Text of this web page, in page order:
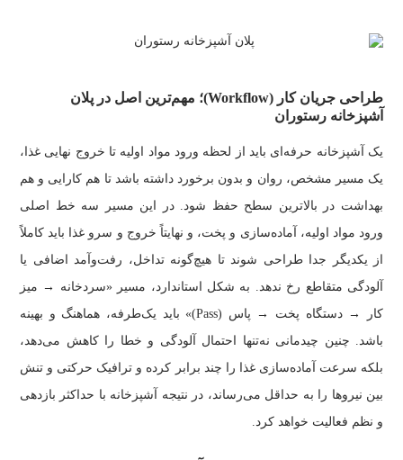
طراحی جریان کار (Workflow)؛ مهم‌ترین اصل در پلان
آشپزخانه رستوران
یک آشپزخانه حرفه‌ای باید از لحظه ورود مواد اولیه تا خروج نهایی غذا،
یک مسیر مشخص، روان و بدون برخورد داشته باشد تا هم کارایی و هم
بهداشت در بالاترین سطح حفظ شود. در این مسیر سه خط اصلی
ورود مواد اولیه، آماده‌سازی و پخت، و نهایتاً خروج و سرو غذا باید کاملاً
از یکدیگر جدا طراحی شوند تا هیچ‌گونه تداخل، رفت‌وآمد اضافی یا
آلودگی متقاطع رخ ندهد. به شکل استاندارد، مسیر «سردخانه → میز
کار → دستگاه پخت → پاس (Pass)» باید یک‌طرفه، هماهنگ و بهینه
باشد. چنین چیدمانی نه‌تنها احتمال آلودگی و خطا را کاهش می‌دهد،
بلکه سرعت آماده‌سازی غذا را چند برابر کرده و ترافیک حرکتی و تنش
بین نیروها را به حداقل می‌رساند، در نتیجه آشپزخانه با حداکثر بازدهی
و نظم فعالیت خواهد کرد.